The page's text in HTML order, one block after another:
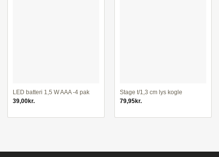
LED batteri 1,5 W AAA -4 pak
39,00kr.
Stage t/1,3 cm lys kogle
79,95kr.